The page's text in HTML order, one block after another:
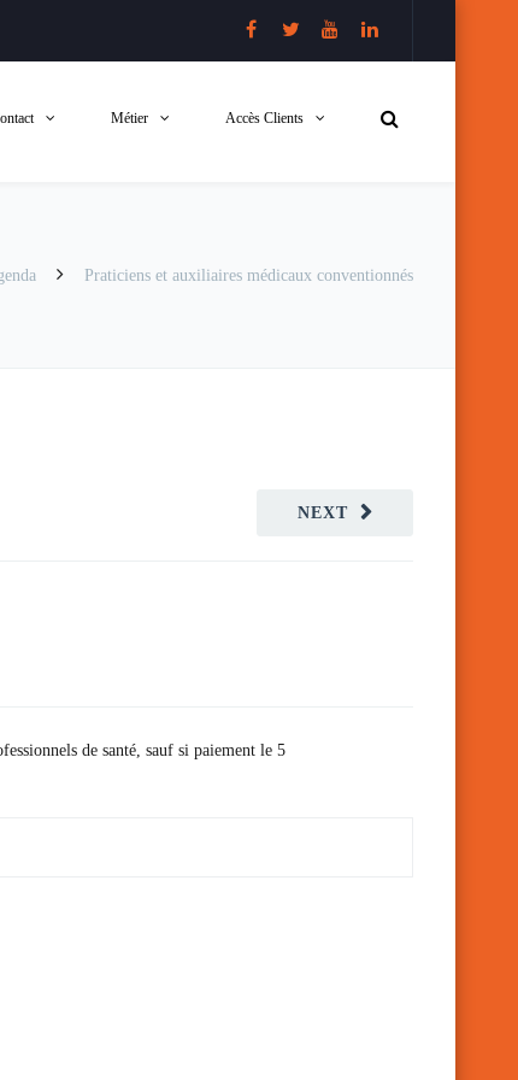
Métier Accès Clients
Praticiens et auxiliaires médicaux conventionnés
NEXT
de santé, sauf si paiement le 5